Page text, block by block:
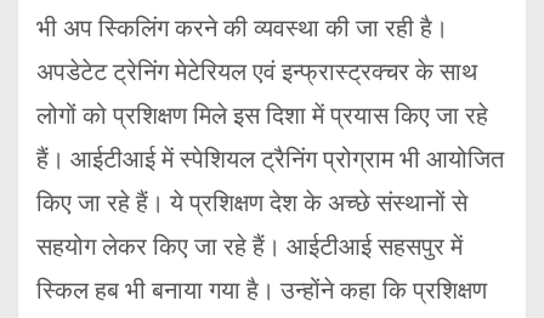
भी अप स्किलिंग करने की व्यवस्था की जा रही है।
अपडेटेट ट्रेनिंग मेटेरियल एवं इन्फ्रास्ट्रक्चर के साथ
लोगों को प्रशिक्षण मिले इस दिशा में प्रयास किए जा रहे
हैं। आईटीआई में स्पेशियल ट्रैनिंग प्रोग्राम भी आयोजित
किए जा रहे हैं। ये प्रशिक्षण देश के अच्छे संस्थानों से
सहयोग लेकर किए जा रहे हैं। आईटीआई सहसपुर में
स्किल हब भी बनाया गया है। उन्होंने कहा कि प्रशिक्षण